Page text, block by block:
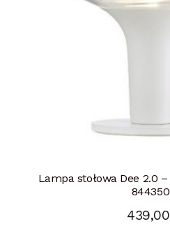
Lampa stołowa Dee 2.0
439,00